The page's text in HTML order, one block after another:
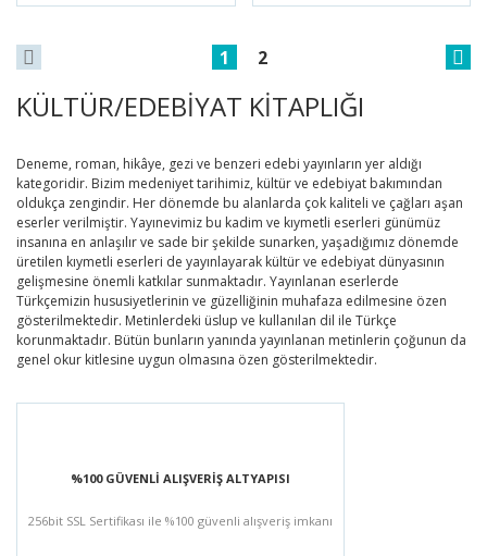
1 2
KÜLTÜR/EDEBİYAT KİTAPLIĞI
Deneme, roman, hikâye, gezi ve benzeri edebi yayınların yer aldığı
kategoridir. Bizim medeniyet tarihimiz, kültür ve edebiyat bakımından
oldukça zengindir. Her dönemde bu alanlarda çok kaliteli ve çağları aşan
eserler verilmiştir. Yayınevimiz bu kadim ve kıymetli eserleri günümüz
insanına en anlaşılır ve sade bir şekilde sunarken, yaşadığımız dönemde
üretilen kıymetli eserleri de yayınlayarak kültür ve edebiyat dünyasının
gelişmesine önemli katkılar sunmaktadır. Yayınlanan eserlerde
Türkçemizin hususiyetlerinin ve güzelliğinin muhafaza edilmesine özen
gösterilmektedir. Metinlerdeki üslup ve kullanılan dil ile Türkçe
korunmaktadır. Bütün bunların yanında yayınlanan metinlerin çoğunun da
genel okur kitlesine uygun olmasına özen gösterilmektedir.
%100 GÜVENLİ ALIŞVERİŞ ALTYAPISI
256bit SSL Sertifikası ile %100 güvenli alışveriş imkanı